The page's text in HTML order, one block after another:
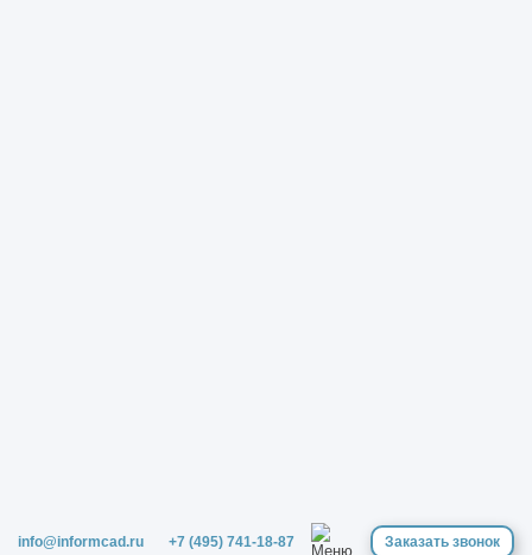
info@informcad.ru +7 (495) 741-18-87 Заказать звонок